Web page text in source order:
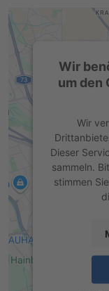
Wir
um den
Wir
Dieser
sammeln.
stimmen